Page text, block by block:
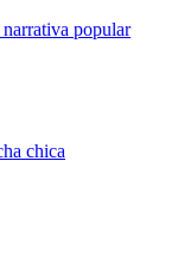
popular
chica